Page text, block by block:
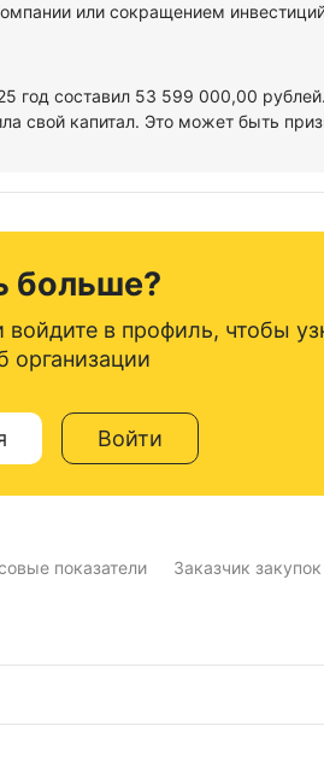
или сокращением
год составил 53 599 000,00
свой капитал. Это может быть
больше?
войдите в профиль, чтобы
Войти
показатели Заказчик закупок